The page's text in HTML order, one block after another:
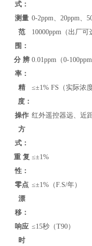
式：
测量
范
围：
0-2ppm、20ppm、
10000ppm（ 出厂可
分 辨
率：
0.01ppm（0-
精
度：
≤±1% FS（实际浓
操作
方
式：
红外遥控器远、近
重 复
性：
≤±1%
零点
漂
移：
≤±1%（F.S/年）
响应
时
≤15秒（T90）